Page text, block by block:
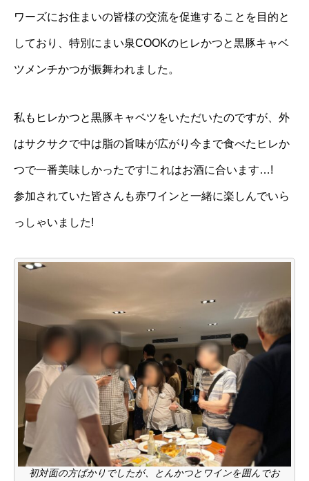
ワーズにお住まいの皆様の交流を促進することを目的と
しており、特別にまい泉COOKのヒレかつと黒豚キャベ
ツメンチかつが振舞われました。
私もヒレかつと黒豚キャベツをいただいたのですが、外
はサクサクで中は脂の旨味が広がり今まで食べたヒレか
つで一番美味しかったです!これはお酒に合います…!
参加されていた皆さんも赤ワインと一緒に楽しんでいら
っしゃいました!
初対面の方ばかりでしたが、とんかつとワインを囲んでお